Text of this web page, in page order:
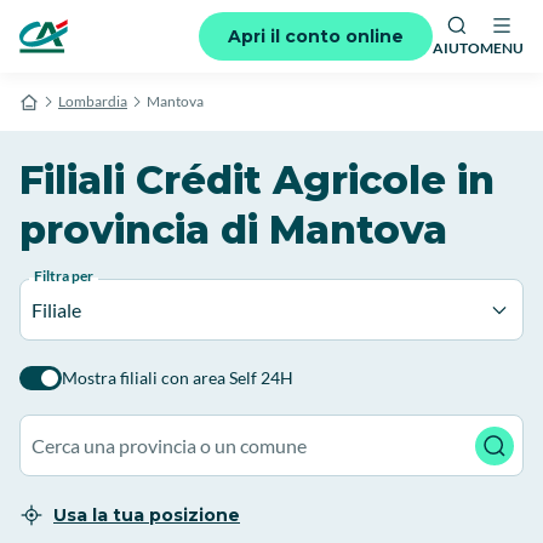
Apri il conto online
AIUTOMENU
Lombardia Mantova
Filiali Crédit Agricole in
provincia di Mantova
Filtra per
Filiale
Mostra filiali con area Self 24H
Usa la tua posizione